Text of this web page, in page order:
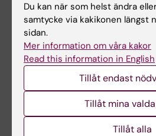
Dela
Relaterade artiklar
Du kan när som helst ändra
samtycke via kakikonen längst
sidan.
Mer information om våra kakor
Read this information in English
Tillåt endast
Tillåt mina
Tillåt alla